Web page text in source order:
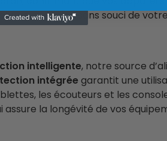
une utilisation sans souci de
intelligente, notre source
intégrée garantit une
les écouteurs et les
assure la longévité de vos